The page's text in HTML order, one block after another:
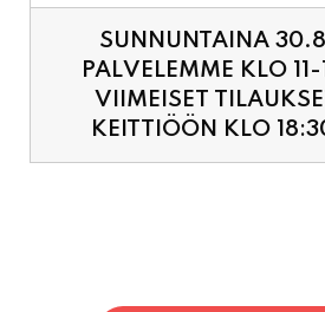
VIIMEISET
KEITTIÖÖN KLO